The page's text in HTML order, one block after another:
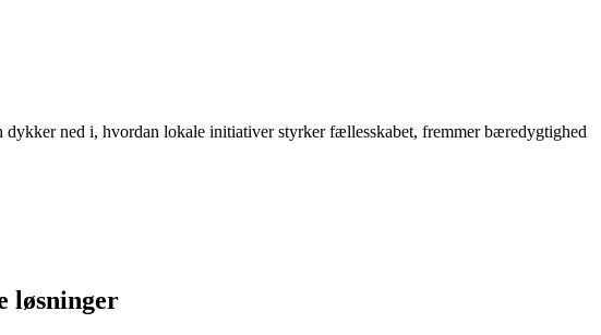
ned i, hvordan lokale initiativer styrker fællesskabet, fremmer bæredygtighed
løsninger